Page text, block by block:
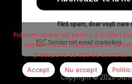
Copyright © 2026
Folosim cookie-uri pentru a-ți oferi
site-ul nostru. Dacă continui să
presupune că ești de acord cu
Accept
Nu accept